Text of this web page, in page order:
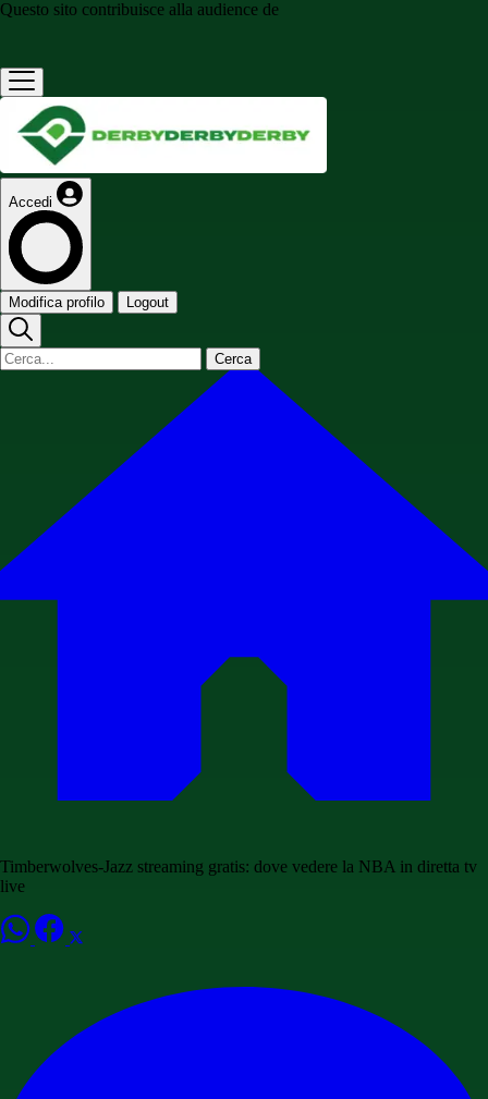
Questo sito contribuisce alla audience de
Accedi
Modifica profilo Logout
Cerca
Timberwolves-Jazz streaming gratis: dove vedere la NBA in diretta tv
live